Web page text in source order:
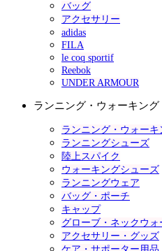
バッグ
アクセサリー
adidas
FILA
le coq sportif
Reebok
UNDER ARMOUR
ランニング・ウォーキング
ランニング・ウォー
ランニングシューズ
陸上スパイク
ウォーキングシューズ
ランニングウェア
バッグ・ポーチ
キャップ
グローブ・ネックウォ
アクセサリー・グッズ